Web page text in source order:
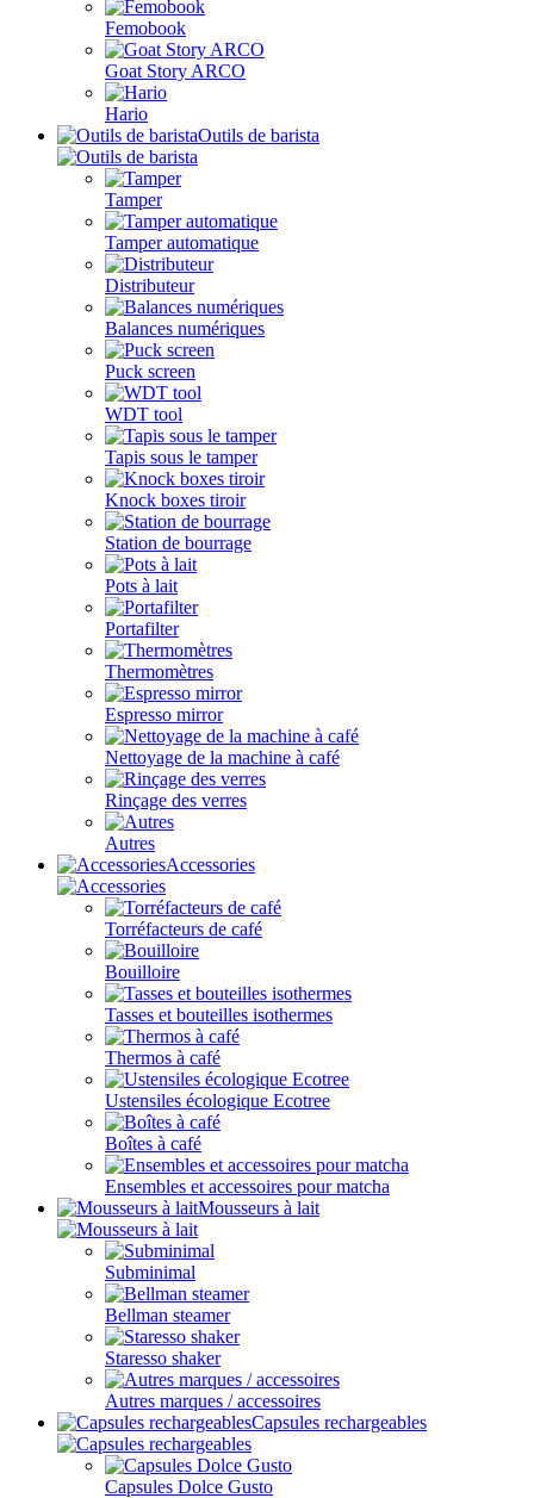
Femobook
Goat Story ARCO
Hario
Outils de barista
Tamper
Tamper automatique
Distributeur
Balances numériques
Puck screen
WDT tool
Tapis sous le tamper
Knock boxes tiroir
Station de bourrage
Pots à lait
Portafilter
Thermomètres
Espresso mirror
Nettoyage de la machine à café
Rinçage des verres
Autres
Accessories
Torréfacteurs de café
Bouilloire
Tasses et bouteilles isothermes
Thermos à café
Ustensiles écologique Ecotree
Boîtes à café
Ensembles et accessoires pour matcha
Mousseurs à lait
Subminimal
Bellman steamer
Staresso shaker
Autres marques / accessoires
Capsules rechargeables
Capsules Dolce Gusto